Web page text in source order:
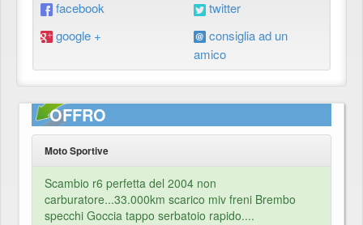
facebook
twitter
google +
consiglia ad un
amico
OFFRO
Moto Sportive
Scambio r6 perfetta del 2004 non
carburatore...33.000km scarico miv freni Brembo
specchi Goccia tappo serbatoio rapido....